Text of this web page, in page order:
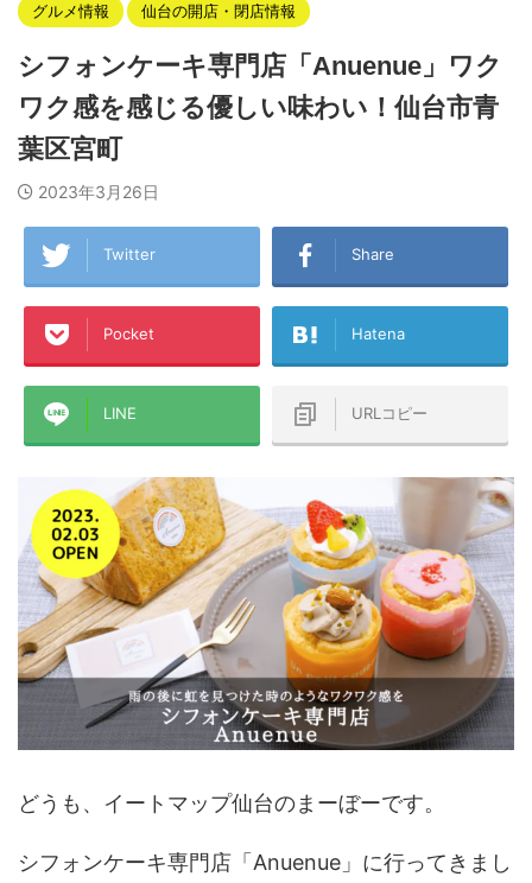
グルメ情報 仙台の開店・閉店情報
シフォンケーキ専門店「Anuenue」ワク
ワク感を感じる優しい味わい！仙台市青
葉区宮町
2023年3月26日
Twitter Share
Pocket Hatena
LINE URLコピー
どうも、イートマップ仙台のまーぼーです。
シフォンケーキ専門店「Anuenue」に行ってきまし